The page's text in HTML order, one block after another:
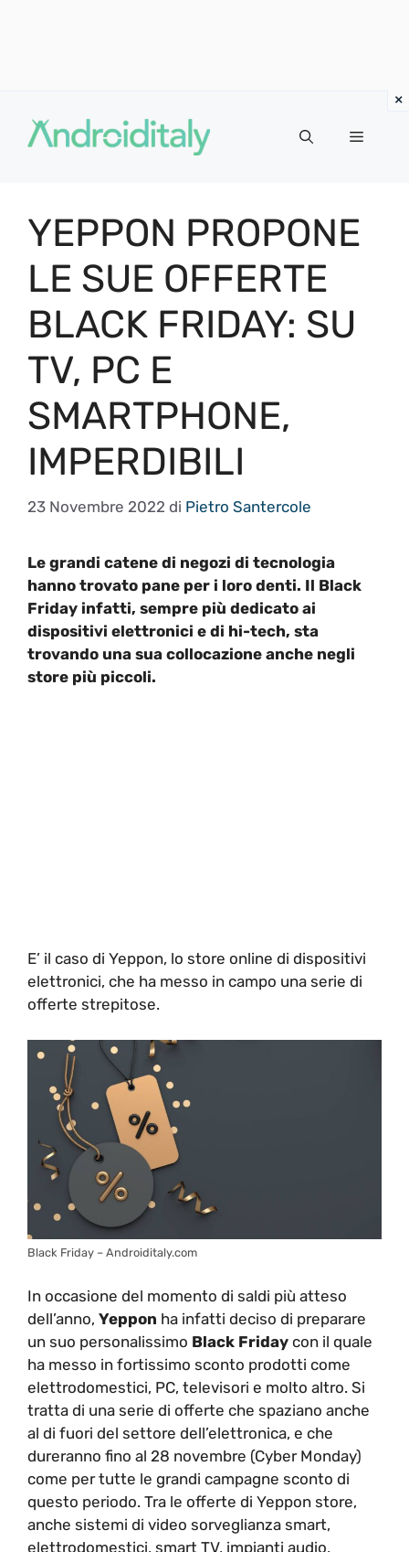
contenuto
MENU
YEPPON PROPONE
LE SUE OFFERTE
BLACK FRIDAY: SU
TV, PC E
SMARTPHONE,
IMPERDIBILI
23 Novembre 2022 di Pietro Santercole
Le grandi catene di negozi di tecnologia
hanno trovato pane per i loro denti. Il Black
Friday infatti, sempre più dedicato ai
dispositivi elettronici e di hi-tech, sta
trovando una sua collocazione anche negli
store più piccoli.
E’ il caso di Yeppon, lo store online di dispositivi
elettronici, che ha messo in campo una serie di
offerte strepitose.
Black Friday – Androiditaly.com
In occasione del momento di saldi più atteso
dell’anno, Yeppon ha infatti deciso di preparare
un suo personalissimo Black Friday con il quale
ha messo in fortissimo sconto prodotti come
elettrodomestici, PC, televisori e molto altro. Si
tratta di una serie di offerte che spaziano anche
al di fuori del settore dell’elettronica, e che
dureranno fino al 28 novembre (Cyber Monday)
come per tutte le grandi campagne sconto di
questo periodo. Tra le offerte di Yeppon store,
anche sistemi di video sorveglianza smart,
elettrodomestici, smart TV, impianti audio,